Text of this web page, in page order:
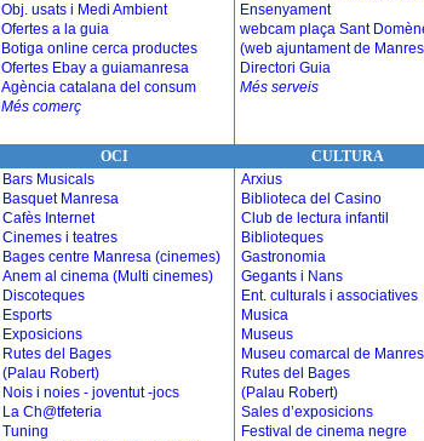
Obj. usats i Medi Ambient
Ofertes a la guia
Botiga online cerca productes
Ofertes Ebay a guiamanresa
Agència catalana del consum
Més comerç
Ensenyament
webcam plaça Sant
(web ajuntament de
Directori Guia
Més serveis
OCI
CULTURA
Bars Musicals
Basquet Manresa
Cafès Internet
Cinemes i teatres
Bages centre Manresa (cinemes)
Anem al cinema (Multi cinemes)
Discoteques
Esports
Exposicions
Rutes del Bages
(Palau Robert)
Nois i noies - joventut -jocs
La Ch@tfeteria
Tuning
Arxius
Biblioteca del Casino
Club de lectura infantil
Biblioteques
Gastronomia
Gegants i Nans
Ent. culturals i associatives
Musica
Museus
Museu comarcal de
Rutes del Bages
(Palau Robert)
Sales d’exposicions
Festival de cinema negre